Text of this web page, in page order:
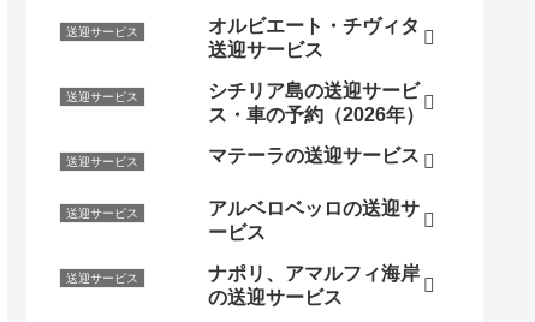
送迎サービス
オルビエート・チヴィタ
送迎サービス
送迎サービス
シチリア島の送迎サービ
ス・車の予約（2026年）
送迎サービス マテーラの送迎サービス
送迎サービス
アルベロベッロの送迎サ
ービス
送迎サービス
ナポリ、アマルフィ海岸
の送迎サービス